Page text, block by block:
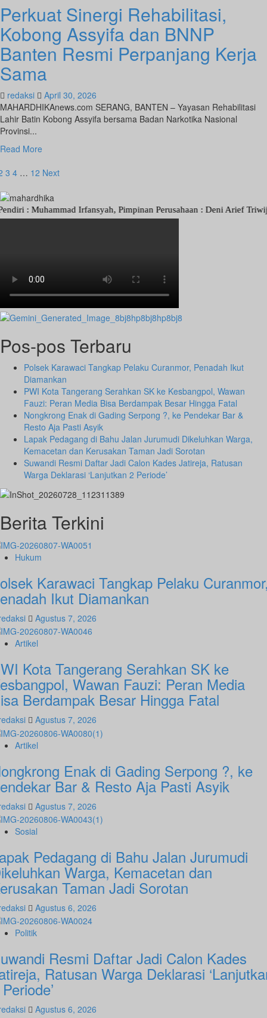
Gemilang,
Yayasan
Kobong
Assyfa
Jadi
Terbaik
2
Tingkat
Kota
Tangerang
Perkuat Sinergi Rehabilitasi,
Kobong Assyifa dan BNNP
Banten Resmi Perpanjang Kerja
Sama
redaksi
April 30, 2026
MAHARDHIKAnews.com SERANG, BANTEN – Yayasan Rehabilitasi
Lahir Batin Kobong Assyifa bersama Badan Narkotika Nasional
Provinsi...
Read More
about
Sinergi
Rehabilitasi,
Kobong
Resmi
Perpanjang
Sama
3 4 … 12 Next
: Muhammad Irfansyah, Pimpinan Perusahaan : Deni Arief
Pos-pos Terbaru
Polsek Karawaci Tangkap Pelaku Curanmor, Penadah Ikut
Diamankan
PWI Kota Tangerang Serahkan SK ke Kesbangpol, Wawan
Fauzi: Peran Media Bisa Berdampak Besar Hingga Fatal
Nongkrong Enak di Gading Serpong ?, ke Pendekar Bar &
Resto Aja Pasti Asyik
Lapak Pedagang di Bahu Jalan Jurumudi Dikeluhkan Warga,
Kemacetan dan Kerusakan Taman Jadi Sorotan
Suwandi Resmi Daftar Jadi Calon Kades Jatireja, Ratusan
Warga Deklarasi ‘Lanjutkan 2 Periode’
Berita Terkini
Hukum
Karawaci Tangkap Pelaku
Ikut Diamankan
Agustus 7, 2026
Artikel
Kota Tangerang Serahkan SK ke
Wawan Fauzi: Peran Media
Berdampak Besar Hingga Fatal
Agustus 7, 2026
Artikel
Enak di Gading Serpong ?, ke
Bar & Resto Aja Pasti Asyik
Agustus 7, 2026
Sosial
Pedagang di Bahu Jalan Jurumudi
Warga, Kemacetan dan
Taman Jadi Sorotan
Agustus 6, 2026
Politik
Resmi Daftar Jadi Calon Kades
Ratusan Warga Deklarasi
Agustus 6, 2026